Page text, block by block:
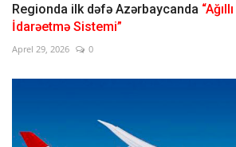
Regionda ilk dəfə Azərbaycanda
İdarəetmə Sistemi”
Aprel 29, 2026 0